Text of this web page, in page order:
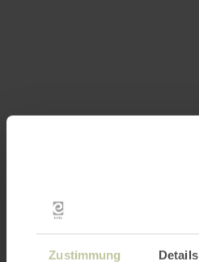
Zustimmung Details